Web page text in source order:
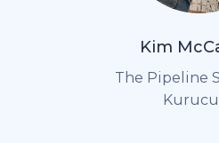
Kim
The Pipeline